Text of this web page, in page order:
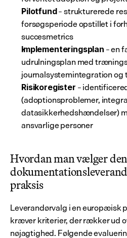
Pilotfund – strukturerede
forsøgsperiode opstillet i
succesmetrics
Implementeringsplan – en
udrulningsplan med
journalsystemintegration og
Risikoregister –
(adoptionsproblemer,
datasikkerhedshændelser)
ansvarlige personer
Hvordan man vælger
praksis
Leverandørvalg i en
kræver kriterier, der rækker ud
nøjagtighed. Følgende